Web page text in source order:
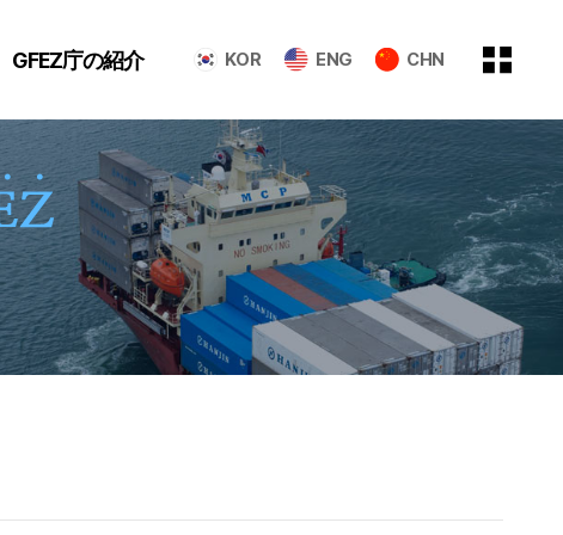
KOR ENG CHN
GFEZ庁の紹介